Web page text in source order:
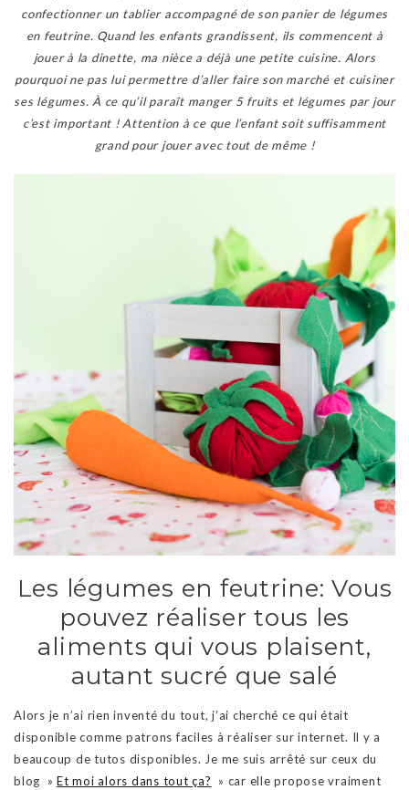
confectionner un tablier accompagné de son panier de légumes
en feutrine. Quand les enfants grandissent, ils commencent à
jouer à la dinette, ma nièce a déjà une petite cuisine. Alors
pourquoi ne pas lui permettre d’aller faire son marché et cuisiner
ses légumes. À ce qu’il paraît manger 5 fruits et légumes par jour
c’est important ! Attention à ce que l’enfant soit suffisamment
grand pour jouer avec tout de même !
Les légumes en feutrine: Vous
pouvez réaliser tous les
aliments qui vous plaisent,
autant sucré que salé
Alors je n’ai rien inventé du tout, j’ai cherché ce qui était
disponible comme patrons faciles à réaliser sur internet. Il y a
beaucoup de tutos disponibles. Je me suis arrêté sur ceux du
blog » Et moi alors dans tout ça? » car elle propose vraiment